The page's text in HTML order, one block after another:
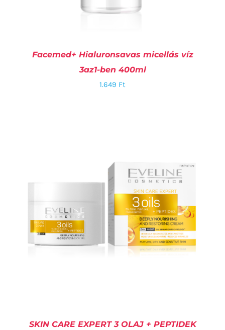
Facemed+ Hialuronsavas micellás víz
3az1-ben 400ml
1.649 Ft
SKIN CARE EXPERT 3 OLAJ + PEPTIDEK